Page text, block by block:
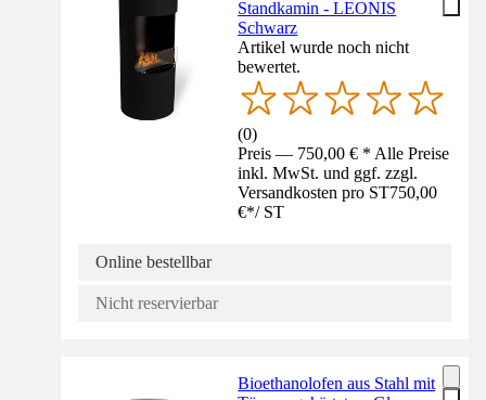
Standkamin - LEONIS
Schwarz
Artikel wurde noch nicht
bewertet.
(0)
Preis — 750,00 € * Alle Preise
inkl. MwSt. und ggf. zzgl.
Versandkosten pro ST750,00
€*/ ST
Online bestellbar
Nicht reservierbar
Bioethanolofen aus Stahl mit